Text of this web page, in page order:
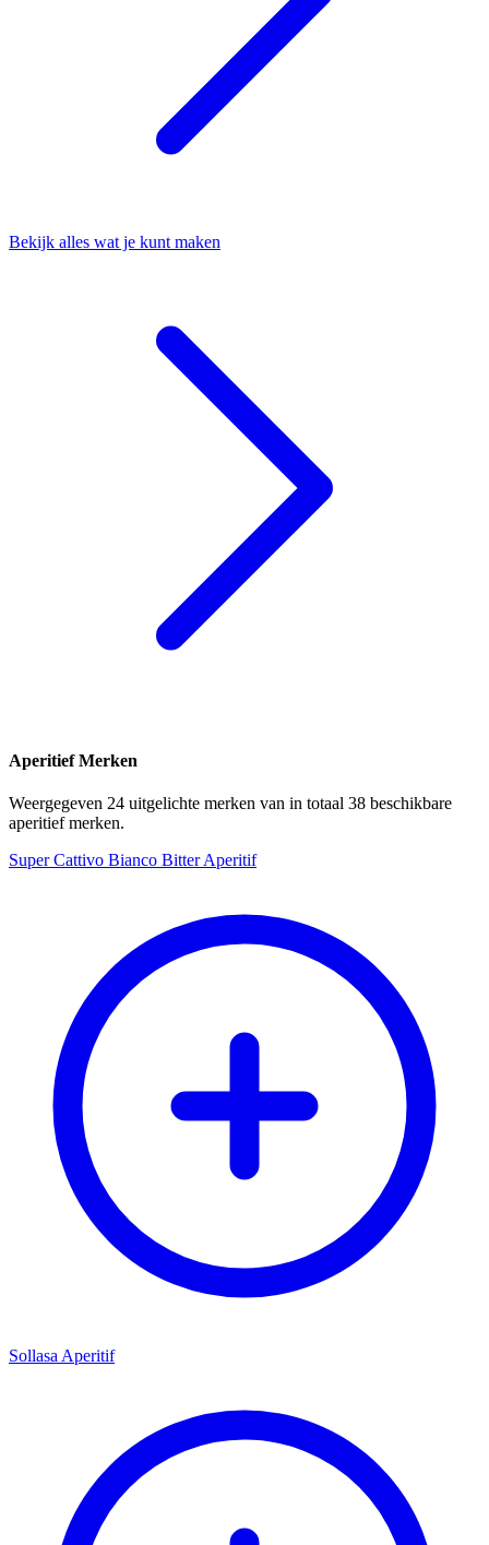
Bekijk alles wat je kunt maken
Aperitief Merken
Weergegeven 24 uitgelichte merken van in totaal 38 beschikbare
aperitief merken.
Super Cattivo Bianco Bitter Aperitif
Sollasa Aperitif